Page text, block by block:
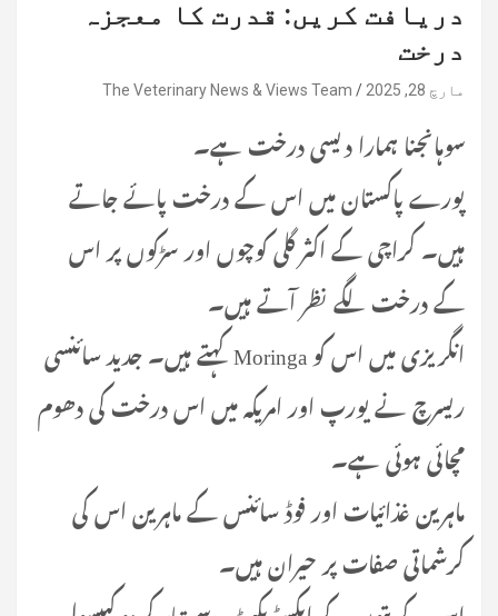
دریافت کریں: قدرت کا معجزہ
درخت
مارچ 28, 2025 The Veterinary News & Views Team
سوہانجنا ہمارا دیسی درخت ہے۔
پورے پاکستان میں اس کے درخت پائے جاتے
ہیں۔ کراچی کے اکثر گلی کوچوں اور سڑکوں پر اس
کے درخت لگے نظر آتے ہیں۔
انگریزی میں اس کو Moringa کہتے ہیں۔ جدید سائنسی
ریسرچ نے یورپ اور امریکہ میں اس درخت کی دھوم
مچائی ہوئی ہے۔
ماہرین غذائیات اور فوڈ سائنس کے ماہرین اس کی
کرشماتی صفات پر حیران ہیں۔